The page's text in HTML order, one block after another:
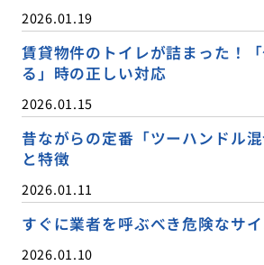
2026.01.19
賃貸物件のトイレが詰まった！
る」時の正しい対応
2026.01.15
昔ながらの定番「ツーハンドル
と特徴
2026.01.11
すぐに業者を呼ぶべき危険なサ
2026.01.10